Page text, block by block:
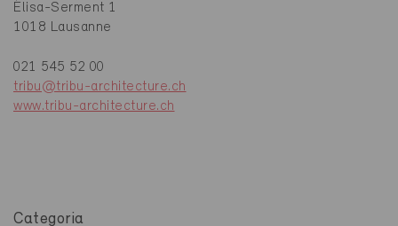
Élisa-Serment 1
1018 Lausanne
021 545 52 00
tribu@tribu-architecture.ch
www.tribu-architecture.ch
Categoria